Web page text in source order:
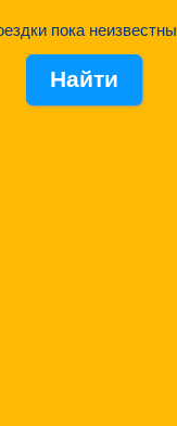
пока неизвестны